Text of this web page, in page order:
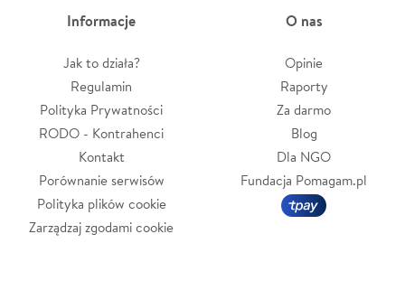
Informacje
Jak to działa?
Regulamin
Polityka Prywatności
RODO - Kontrahenci
Kontakt
Porównanie serwisów
Polityka plików cookie
Zarządzaj zgodami cookie
O nas
Opinie
Raporty
Za darmo
Blog
Dla NGO
Fundacja Pomagam.pl